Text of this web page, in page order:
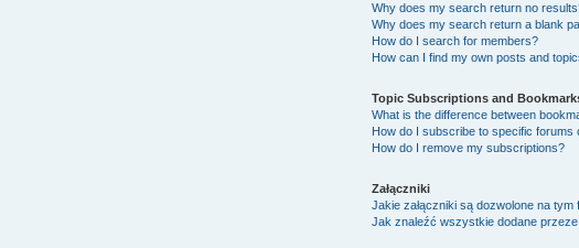
Why does my search return no
Why does my search return a blank
How do I search for members?
How can I find my own posts and
Topic Subscriptions and
What is the difference between
How do I subscribe to specific forums
How do I remove my subscriptions?
Załączniki
Jakie załączniki są dozwolone na tym
Jak znaleźć wszystkie dodane przeze